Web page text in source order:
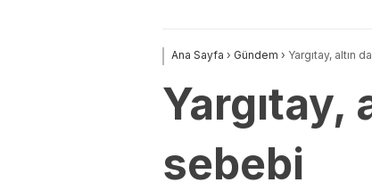
Ana Sayfa › Gündem › Yargıtay, altın
Yargıtay,
sebebi